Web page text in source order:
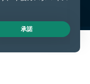
Live Chat